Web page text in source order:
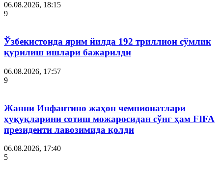
06.08.2026, 18:15
9
Ўзбекистонда ярим йилда 192 триллион сўмлик
қурилиш ишлари бажарилди
06.08.2026, 17:57
9
Жанни Инфантино жаҳон чемпионатлари
ҳуқуқларини сотиш можаросидан сўнг ҳам FIFA
президенти лавозимида қолди
06.08.2026, 17:40
5